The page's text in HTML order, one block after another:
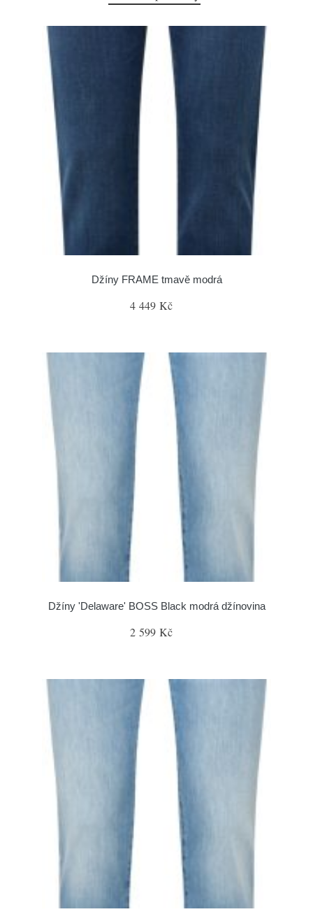
Džíny FRAME tmavě modrá
4 449 Kč
Džíny 'Delaware' BOSS Black modrá džínovina
2 599 Kč